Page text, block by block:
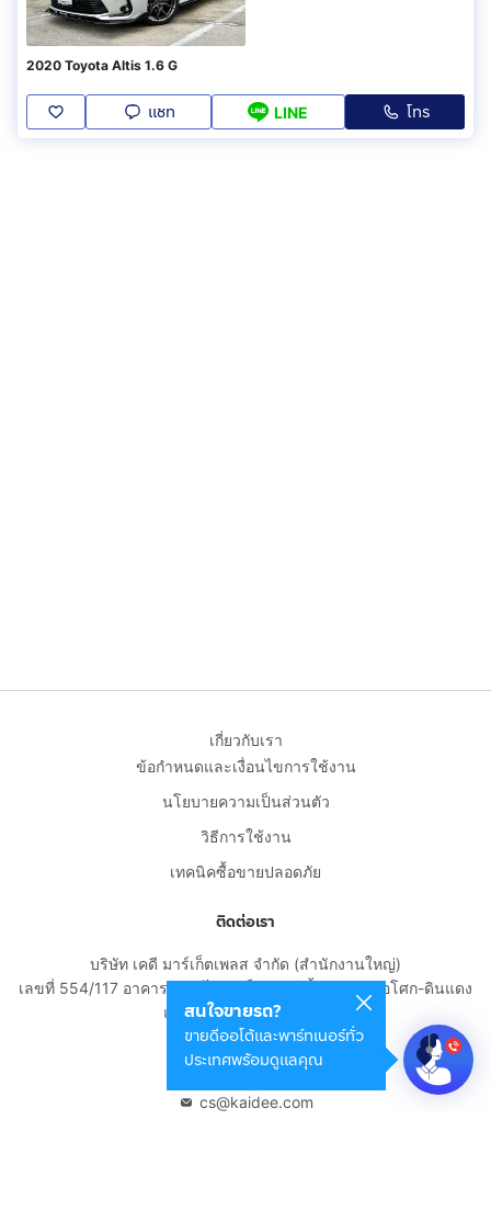
2020 Toyota Altis 1.6 G
แชท LINE โทร
สนใจขายรถ?
ขายดีออโต้และพาร์ทเนอร์ทั่ว
ประเทศพร้อมดูแลคุณ
เกี่ยวกับเรา
ข้อกำหนดและเงื่อนไขการใช้งาน
นโยบายความเป็นส่วนตัว
วิธีการใช้งาน
เทคนิคซื้อขายปลอดภัย
ติดต่อเรา
บริษัท เคดี มาร์เก็ตเพลส จำกัด (สำนักงานใหญ่)
เลขที่ 554/117 อาคารสกายไนน์ เซ็นเตอร์ ชั้น 22 ถนนอโศก-ดินแดง
แขวงดินแดง เขตดินแดง
กรุงเทพมหานคร 10400
cs@kaidee.com